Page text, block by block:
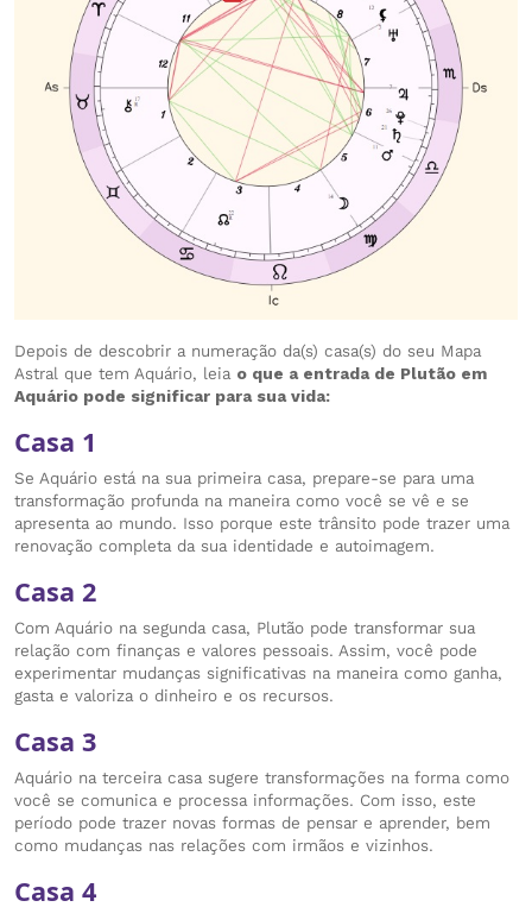
Depois de descobrir a numeração da(s) casa(s) do seu Mapa
Astral que tem Aquário, leia o que a entrada de Plutão em
Aquário pode significar para sua vida:
Casa 1
Se Aquário está na sua primeira casa, prepare-se para uma
transformação profunda na maneira como você se vê e se
apresenta ao mundo. Isso porque este trânsito pode trazer uma
renovação completa da sua identidade e autoimagem.
Casa 2
Com Aquário na segunda casa, Plutão pode transformar sua
relação com finanças e valores pessoais. Assim, você pode
experimentar mudanças significativas na maneira como ganha,
gasta e valoriza o dinheiro e os recursos.
Casa 3
Aquário na terceira casa sugere transformações na forma como
você se comunica e processa informações. Com isso, este
período pode trazer novas formas de pensar e aprender, bem
como mudanças nas relações com irmãos e vizinhos.
Casa 4